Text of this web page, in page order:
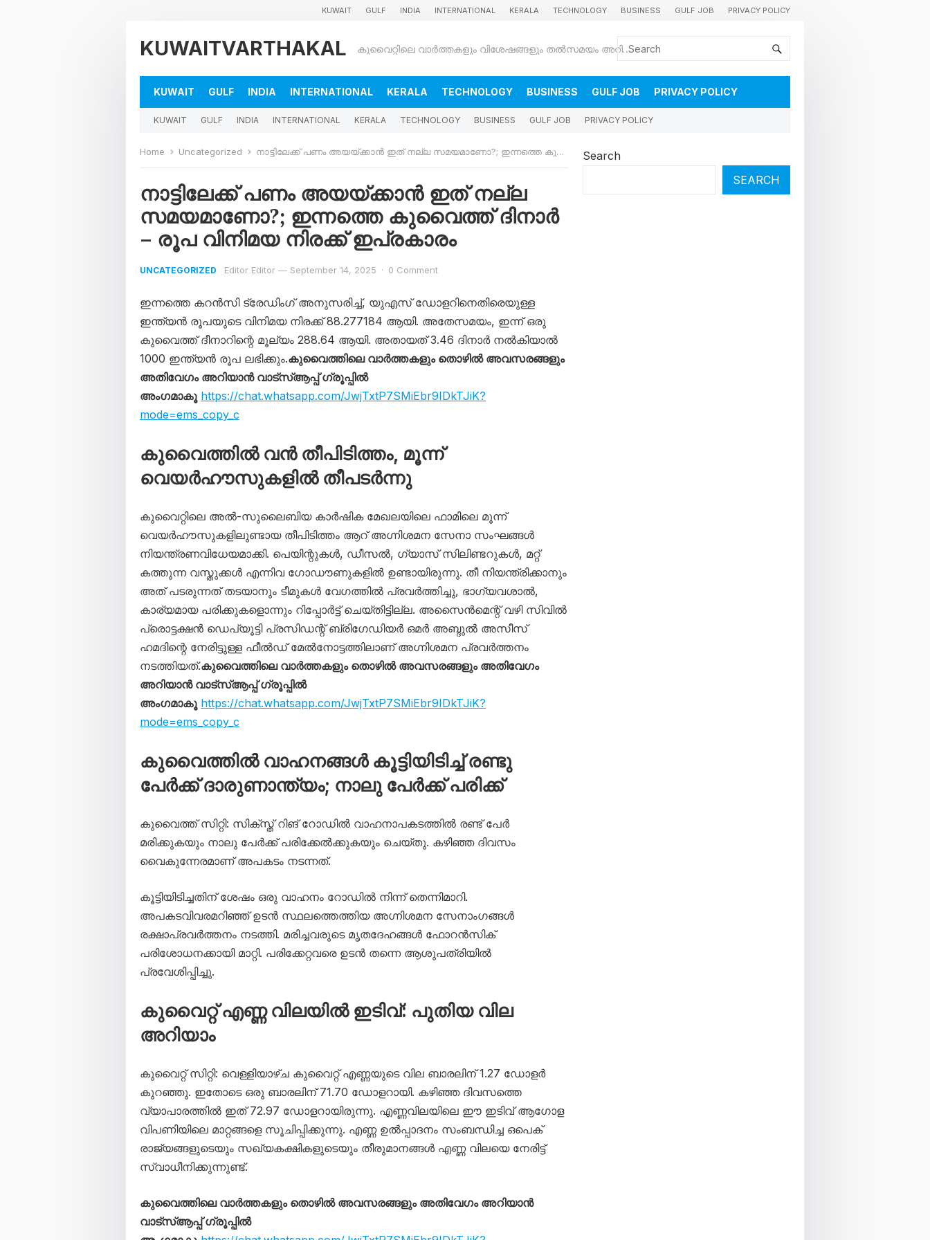
KUWAIT GULF INDIA INTERNATIONAL KERALA TECHNOLOGY BUSINESS GULF JOB PRIVACY POLICY
KUWAITVARTHAKAL കുവൈറ്റിലെ വാർത്തകളും വിശേഷങ്ങളും തൽസമയം അറിയാൻ
KUWAIT GULF INDIA INTERNATIONAL KERALA TECHNOLOGY BUSINESS GULF JOB PRIVACY POLICY
KUWAIT GULF INDIA INTERNATIONAL KERALA TECHNOLOGY BUSINESS GULF JOB PRIVACY POLICY
Home Uncategorized നാട്ടിലേക്ക് പണം അയയ്ക്കാൻ ഇത് നല്ല സമയമാണോ?; ഇന്നത്തെ കുവൈത്ത് ദിനാർ – രൂപ വിനിമയ നിരക്ക് ഇപ്രകാരം
നാട്ടിലേക്ക് പണം അയയ്ക്കാൻ ഇത് നല്ല
സമയമാണോ?; ഇന്നത്തെ കുവൈത്ത് ദിനാർ
– രൂപ വിനിമയ നിരക്ക് ഇപ്രകാരം
UNCATEGORIZED Editor Editor — September 14, 2025 · 0 Comment
ഇന്നത്തെ കറൻസി ട്രേഡിംഗ് അനുസരിച്ച്, യുഎസ് ഡോളറിനെതിരെയുള്ള
ഇന്ത്യൻ രൂപയുടെ വിനിമയ നിരക്ക് 88.277184 ആയി. അതേസമയം, ഇന്ന് ഒരു
കുവൈത്ത് ദീനാറിന്റെ മൂല്യം 288.64 ആയി. അതായത് 3.46 ദിനാർ നൽകിയാൽ
1000 ഇന്ത്യൻ രൂപ ലഭിക്കും.കുവൈത്തിലെ വാർത്തകളും തൊഴിൽ അവസരങ്ങളും
അതിവേഗം അറിയാൻ വാട്സ്ആപ്പ് ഗ്രൂപ്പിൽ
അംഗമാകൂ https://chat.whatsapp.com/JwjTxtP7SMiEbr9IDkTJiK?
mode=ems_copy_c
കുവൈത്തില്‍ വൻ തീപിടിത്തം, മൂന്ന്
വെയർഹൗസുകളിൽ തീപടർന്നു
കുവൈറ്റിലെ അൽ-സുലൈബിയ കാർഷിക മേഖലയിലെ ഫാമിലെ മൂന്ന്
വെയർഹൗസുകളിലുണ്ടായ തീപിടിത്തം ആറ് അഗ്നിശമന സേനാ സംഘങ്ങൾ
നിയന്ത്രണവിധേയമാക്കി. പെയിന്റുകൾ, ഡീസൽ, ഗ്യാസ് സിലിണ്ടറുകൾ, മറ്റ്
കത്തുന്ന വസ്തുക്കൾ എന്നിവ ഗോഡൗണുകളിൽ ഉണ്ടായിരുന്നു. തീ നിയന്ത്രിക്കാനും
അത് പടരുന്നത് തടയാനും ടീമുകൾ വേഗത്തിൽ പ്രവർത്തിച്ചു, ഭാഗ്യവശാൽ,
കാര്യമായ പരിക്കുകളൊന്നും റിപ്പോർട്ട് ചെയ്തിട്ടില്ല. അസൈൻമെന്റ് വഴി സിവിൽ
പ്രൊട്ടക്ഷൻ ഡെപ്യൂട്ടി പ്രസിഡന്റ് ബ്രിഗേഡിയർ ഒമർ അബ്ദുൽ അസീസ്
ഹമദിന്റെ നേരിട്ടുള്ള ഫീൽഡ് മേൽനോട്ടത്തിലാണ് അഗ്നിശമന പ്രവർത്തനം
നടത്തിയത്.കുവൈത്തിലെ വാർത്തകളും തൊഴിൽ അവസരങ്ങളും അതിവേഗം
അറിയാൻ വാട്സ്ആപ്പ് ഗ്രൂപ്പിൽ
അംഗമാകൂ https://chat.whatsapp.com/JwjTxtP7SMiEbr9IDkTJiK?
mode=ems_copy_c
കുവൈത്തിൽ വാഹനങ്ങൾ കൂട്ടിയിടിച്ച് രണ്ടു
പേർക്ക് ദാരുണാന്ത്യം; നാലു പേർക്ക് പരിക്ക്
കുവൈത്ത് സിറ്റി: സിക്സ്ത് റിങ് റോഡിൽ വാഹനാപകടത്തിൽ രണ്ട് പേർ
മരിക്കുകയും നാലു പേർക്ക് പരിക്കേൽക്കുകയും ചെയ്തു. കഴിഞ്ഞ ദിവസം
വൈകുന്നേരമാണ് അപകടം നടന്നത്.
കൂട്ടിയിടിച്ചതിന് ശേഷം ഒരു വാഹനം റോഡിൽ നിന്ന് തെന്നിമാറി.
അപകടവിവരമറിഞ്ഞ് ഉടൻ സ്ഥലത്തെത്തിയ അഗ്നിശമന സേനാംഗങ്ങൾ
രക്ഷാപ്രവർത്തനം നടത്തി. മരിച്ചവരുടെ മൃതദേഹങ്ങൾ ഫോറൻസിക്
പരിശോധനക്കായി മാറ്റി. പരിക്കേറ്റവരെ ഉടൻ തന്നെ ആശുപത്രിയിൽ
പ്രവേശിപ്പിച്ചു.
കുവൈറ്റ് എണ്ണ വിലയിൽ ഇടിവ്: പുതിയ വില
അറിയാം
കുവൈറ്റ് സിറ്റി: വെള്ളിയാഴ്ച കുവൈറ്റ് എണ്ണയുടെ വില ബാരലിന് 1.27 ഡോളർ
കുറഞ്ഞു. ഇതോടെ ഒരു ബാരലിന് 71.70 ഡോളറായി. കഴിഞ്ഞ ദിവസത്തെ
വ്യാപാരത്തിൽ ഇത് 72.97 ഡോളറായിരുന്നു. എണ്ണവിലയിലെ ഈ ഇടിവ് ആഗോള
വിപണിയിലെ മാറ്റങ്ങളെ സൂചിപ്പിക്കുന്നു. എണ്ണ ഉൽപ്പാദനം സംബന്ധിച്ച ഒപെക്
രാജ്യങ്ങളുടെയും സഖ്യകക്ഷികളുടെയും തീരുമാനങ്ങൾ എണ്ണ വിലയെ നേരിട്ട്
സ്വാധീനിക്കുന്നുണ്ട്.
കുവൈത്തിലെ വാർത്തകളും തൊഴിൽ അവസരങ്ങളും അതിവേഗം അറിയാൻ
വാട്സ്ആപ്പ് ഗ്രൂപ്പിൽ
Search
SEARCH